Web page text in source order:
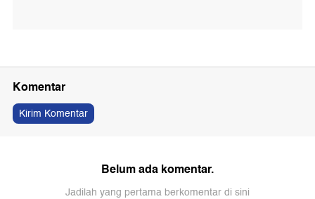
Komentar
Kirim Komentar
Belum ada komentar.
Jadilah yang pertama berkomentar di sini